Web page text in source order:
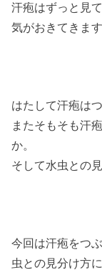
汗疱はずっと見
気がおきてきます
はたして汗疱は
またそもそも汗
か。
そして水虫との
今回は汗疱をつ
虫との見分け方